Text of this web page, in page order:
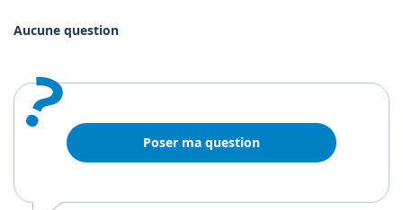
Aucune question
? Poser ma question